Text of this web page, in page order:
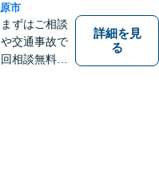
市
ずはご相談
交通事故で
相談無料で
詳細を見
る